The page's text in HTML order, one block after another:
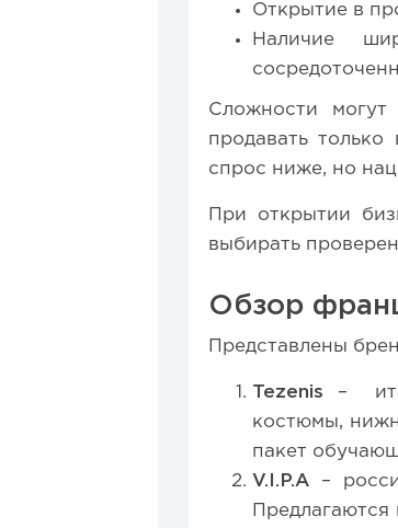
Открытие в
Наличие
Сложности
продавать
спрос ниже, но
При открытии
выбирать
Обзор
Представлены
Tezenis –
костюмы,
пакет
V.I.P.A –